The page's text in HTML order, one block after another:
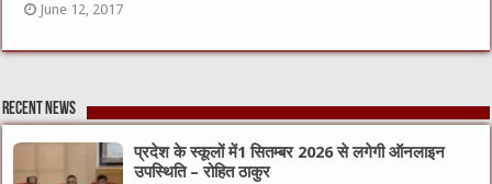
June 12, 2017
Recent News
प्रदेश के स्कूलों में1 सितम्बर 2026 से लगेगी ऑनलाइन
उपस्थिति – रोहित ठाकुर